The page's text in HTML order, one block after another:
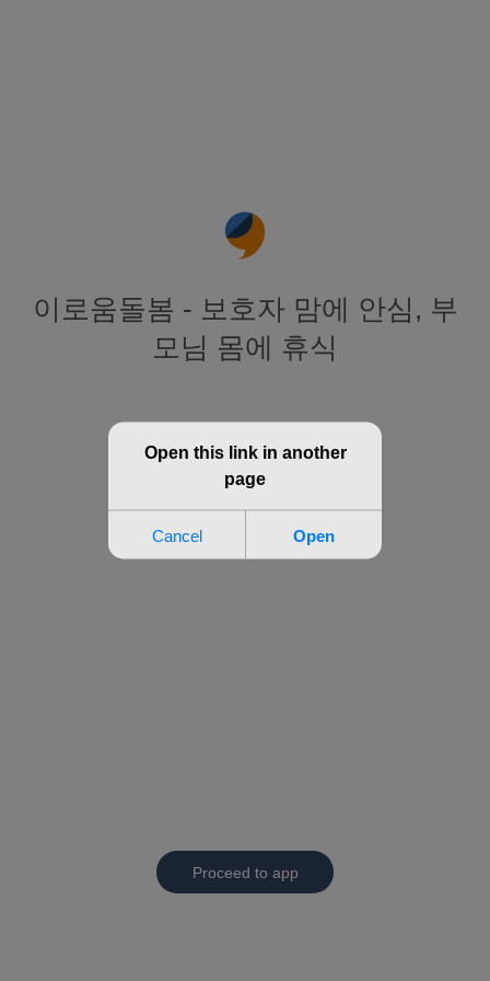
이로움돌봄 - 보호자 맘에 안심, 부
모님 몸에 휴식
Proceed to app